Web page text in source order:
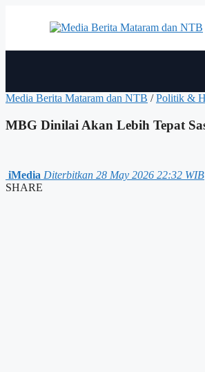
Media Berita Mataram dan NTB / Politik &
MBG Dinilai Akan Lebih Tepat
iMedia Diterbitkan 28 May 2026 22:32 WIB
SHARE